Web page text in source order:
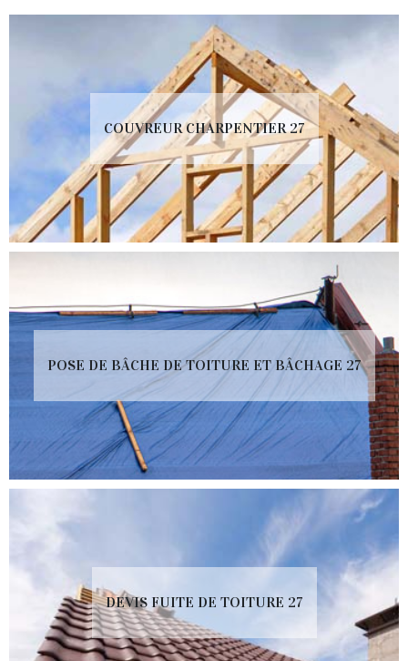
COUVREUR CHARPENTIER 27
POSE DE BÂCHE DE TOITURE ET BÂCHAGE 27
DEVIS FUITE DE TOITURE 27